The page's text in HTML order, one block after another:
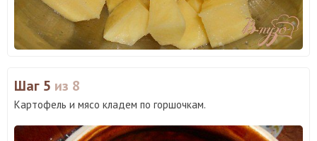
Шаг 5 из 8
Картофель и мясо кладем по горшочкам.